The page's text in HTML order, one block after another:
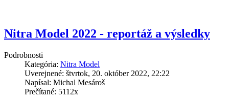
Nitra Model 2022 - reportáž a výsledky
Podrobnosti
Kategória: Nitra Model
Uverejnené: štvrtok, 20. október 2022, 22:22
Napísal: Michal Mesároš
Prečítané: 5112x